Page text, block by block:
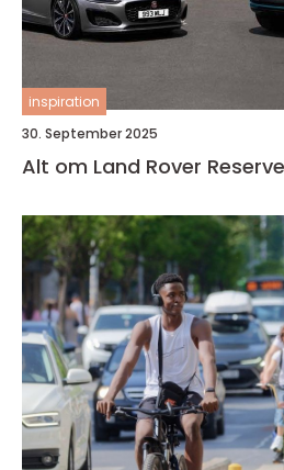
inspiration
30. September 2025
Alt om Land Rover